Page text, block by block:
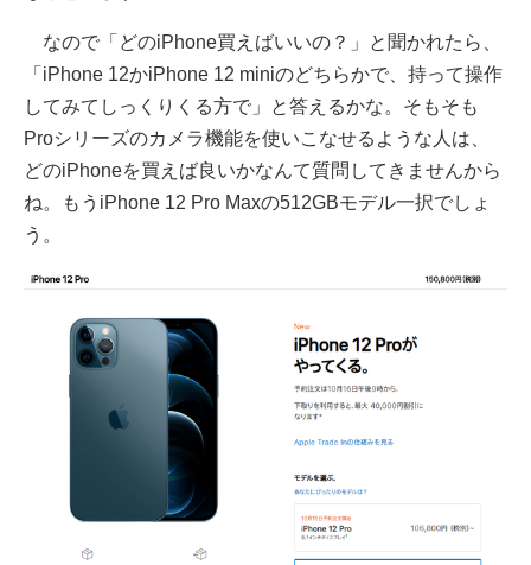
なので「どのiPhone買えばいいの？」と聞かれたら、
「iPhone 12かiPhone 12 miniのどちらかで、持って操作
してみてしっくりくる方で」と答えるかな。そもそも
Proシリーズのカメラ機能を使いこなせるような人は、
どのiPhoneを買えば良いかなんて質問してきませんから
ね。もうiPhone 12 Pro Maxの512GBモデル一択でしょ
う。